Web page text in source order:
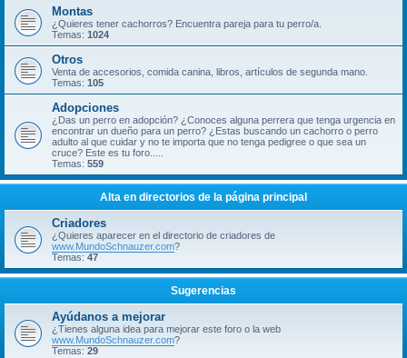
Montas
¿Quieres tener cachorros? Encuentra pareja para tu perro/a.
Temas: 1024
Otros
Venta de accesorios, comida canina, libros, artículos de segunda mano.
Temas: 105
Adopciones
¿Das un perro en adopción? ¿Conoces alguna perrera que tenga urgencia en
encontrar un dueño para un perro? ¿Estas buscando un cachorro o perro
adulto al que cuidar y no te importa que no tenga pedigree o que sea un
cruce? Este es tu foro.....
Temas: 559
Alta en directorios de la página principal
Criadores
¿Quieres aparecer en el directorio de criadores de
www.MundoSchnauzer.com?
Temas: 47
Sugerencias
Ayúdanos a mejorar
¿Tienes alguna idea para mejorar este foro o la web
www.MundoSchnauzer.com?
Temas: 29